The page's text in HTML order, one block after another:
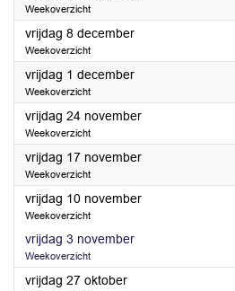
Weekoverzicht
vrijdag 8 december2023
Weekoverzicht
vrijdag 1 december2023
Weekoverzicht
vrijdag 24 november2023
Weekoverzicht
vrijdag 17 november2023
Weekoverzicht
vrijdag 10 november2023
Weekoverzicht
vrijdag 3 november2023
Weekoverzicht
vrijdag 27 oktober2023